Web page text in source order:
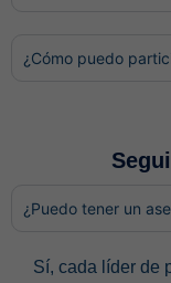
¿Cómo puedo
¿Puedo tener un
Sí, cada líder de